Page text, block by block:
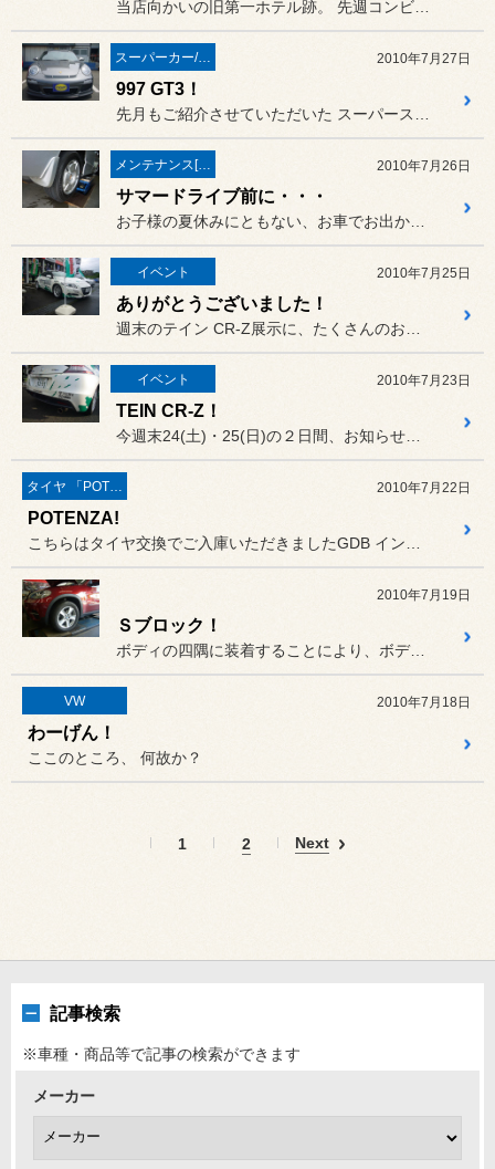
スーパーカー/スーパースポーツ/ヴィンテージカー 2010年7月27日
997 GT3！
メンテナンス[(オイル・バッテリー・ＲＥＣＳなど) 2010年7月26日
サマードライブ前に・・・
イベント 2010年7月25日
ありがとうございました！
イベント 2010年7月23日
TEIN CR-Z！
タイヤ 「POTENZA」 2010年7月22日
POTENZA!
2010年7月19日
Ｓブロック！
ボディの四隅に装着することにより、ボディの剛性感や安定感が増すSE...
VW 2010年7月18日
わーげん！
ここのところ、 何故か？
1 2 Next
記事検索
※車種・商品等で記事の検索ができます
メーカー